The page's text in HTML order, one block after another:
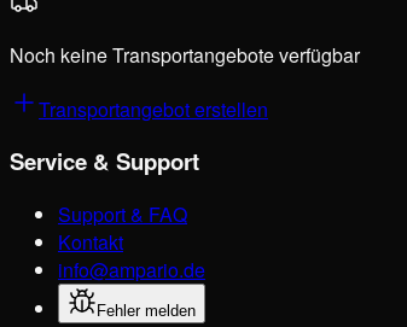
Noch keine Transportangebote verfügbar
Transportangebot erstellen
Service & Support
Support & FAQ
Kontakt
info@ampario.de
Fehler melden